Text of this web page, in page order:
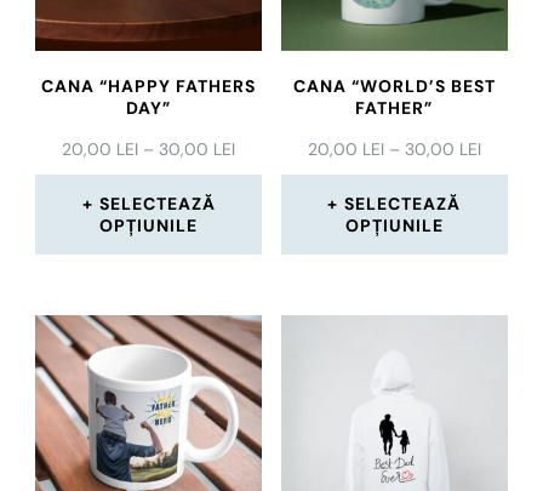
CANA “HAPPY FATHERS
DAY”
20,00 LEI – 30,00 LEIINTERVAL
DE
PÂNĂ
SELECTEAZĂ
OPȚIUNILE
produs
are
mai
multe
variații.
CANA “WORLD’S BEST
FATHER”
20,00 LEI – 30,00 LEI
DE
PÂNĂ
SELECTEAZĂ
OPȚIUNILE
produs
mai
multe
variații.